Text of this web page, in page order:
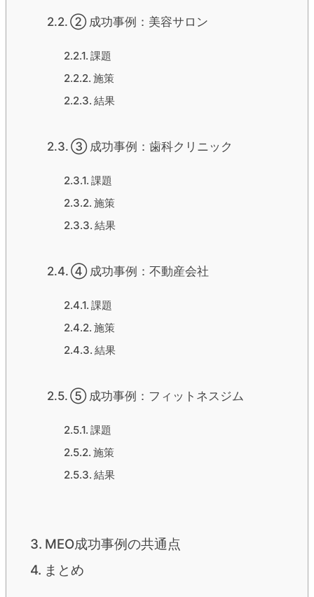
② 成功事例：美容サロン
課題
施策
結果
③ 成功事例：歯科クリニック
課題
施策
結果
④ 成功事例：不動産会社
課題
施策
結果
⑤ 成功事例：フィットネスジム
課題
施策
結果
MEO成功事例の共通点
まとめ